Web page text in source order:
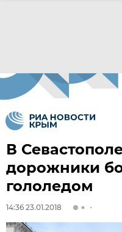
В
дорожники
гололедом
14:36 23.01.2018